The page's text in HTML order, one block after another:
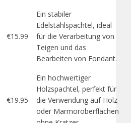
€15.99
Ein stabiler
Edelstahlspachtel, ideal
für die Verarbeitung von
Teigen und das
Bearbeiten von Fondant.
€19.95
Ein hochwertiger
Holzspachtel, perfekt für
die Verwendung auf Holz-
oder Marmoroberflächen